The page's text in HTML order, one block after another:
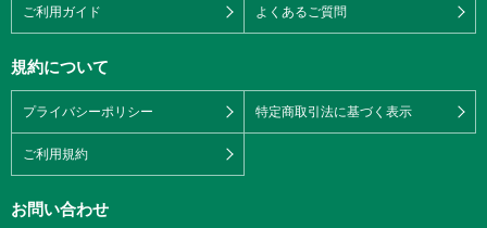
ご利用ガイド よくあるご質問
規約について
プライバシーポリシー 特定商取引法に基づく表示
ご利用規約
お問い合わせ